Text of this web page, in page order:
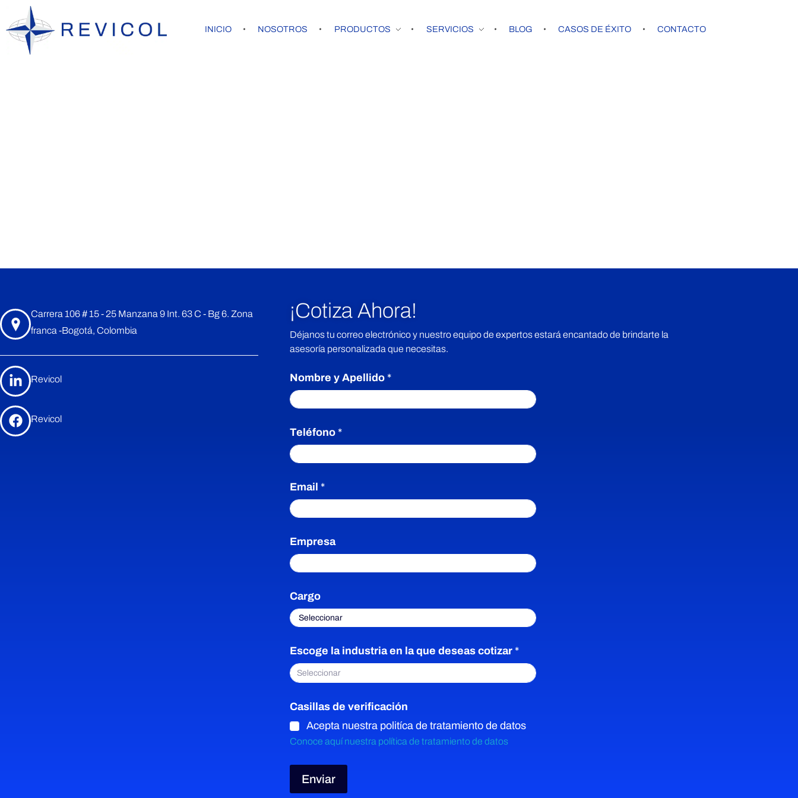
INICIO NOSOTROS PRODUCTOS SERVICIOS BLOG CASOS DE ÉXITO CONTACTO
Carrera 106 # 15 - 25 Manzana 9 Int. 63 C - Bg 6. Zona
franca -Bogotá, Colombia
Revicol
Revicol
¡Cotiza Ahora!
Déjanos tu correo electrónico y nuestro equipo de expertos estará encantado de brindarte la
asesoría personalizada que necesitas.
Nombre y Apellido *
Teléfono *
Email *
Empresa
Cargo
a
s
i
l
s
*
o
i
Escoge la industria en la que deseas cotizar *
Seleccionar
Casillas de verificación
Acepta nuestra politíca de tratamiento de datos
Conoce aquí nuestra política de tratamiento de datos
Enviar